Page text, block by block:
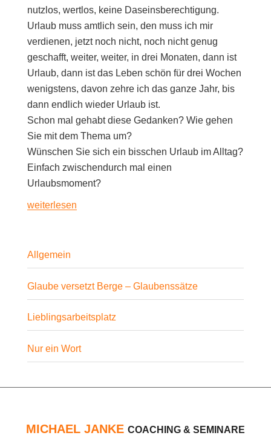
nutzlos, wertlos, keine Daseinsberechtigung.
Urlaub muss amtlich sein, den muss ich mir
verdienen, jetzt noch nicht, noch nicht genug
geschafft, weiter, weiter, in drei Monaten, dann ist
Urlaub, dann ist das Leben schön für drei Wochen
wenigstens, davon zehre ich das ganze Jahr, bis
dann endlich wieder Urlaub ist.
Schon mal gehabt diese Gedanken? Wie gehen
Sie mit dem Thema um?
Wünschen Sie sich ein bisschen Urlaub im Alltag?
Einfach zwischendurch mal einen
Urlaubsmoment?
«Urlaub
vom
Alltag
–
für
einen
Moment»
weiterlesen
Allgemein
Glaube versetzt Berge – Glaubenssätze
Lieblingsarbeitsplatz
Nur ein Wort
MICHAEL JANKE COACHING & SEMINARE